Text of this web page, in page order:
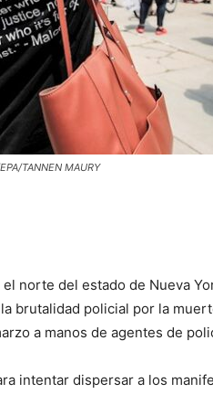
TANNEN MAURY
norte del estado de Nueva
brutalidad policial por la
a manos de agentes de
intentar dispersar a los